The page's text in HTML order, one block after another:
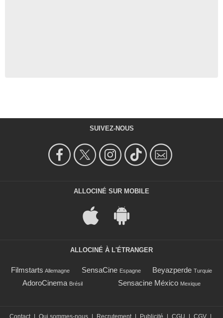
SUIVEZ-NOUS
ALLOCINÉ SUR MOBILE
ALLOCINÉ À L'ÉTRANGER
Filmstarts Allemagne SensaCine Espagne Beyazperde Turquie
AdoroCinema Brésil Sensacine México Mexique
Contact Qui sommes-nous Recrutement Publicité CGU CGV